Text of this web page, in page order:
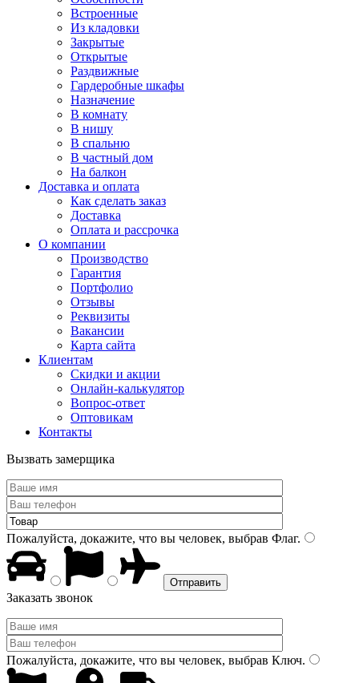
Встроенные
Из кладовки
Закрытые
Открытые
Раздвижные
Гардеробные шкафы
Назначение
В комнату
В нишу
В спальню
В частный дом
На балкон
Доставка и оплата
Как сделать заказ
Доставка
Оплата и рассрочка
О компании
Производство
Гарантия
Портфолио
Отзывы
Реквизиты
Вакансии
Карта сайта
Клиентам
Скидки и акции
Онлайн-калькулятор
Вопрос-ответ
Оптовикам
Контакты
Вызвать замерщика
Пожалуйста, докажите, что вы человек, выбрав Флаг.
Заказать звонок
Пожалуйста, докажите, что вы человек, выбрав Ключ.